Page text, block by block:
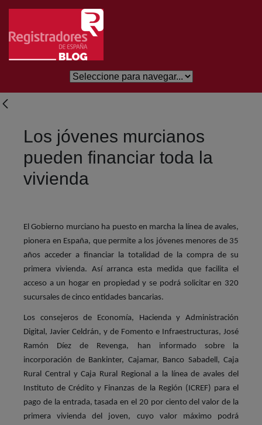
Skip to Main Content
Los jóvenes murcianos
pueden financiar toda la
vivienda
El Gobierno murciano ha puesto en marcha la línea de avales,
pionera en España, que permite a los jóvenes menores de 35
años acceder a financiar la totalidad de la compra de su
primera vivienda. Así arranca esta medida que facilita el
acceso a un hogar en propiedad y se podrá solicitar en 320
sucursales de cinco entidades bancarias.
Los consejeros de Economía, Hacienda y Administración
Digital, Javier Celdrán, y de Fomento e Infraestructuras, José
Ramón Díez de Revenga, han informado sobre la
incorporación de Bankinter, Cajamar, Banco Sabadell, Caja
Rural Central y Caja Rural Regional a la línea de avales del
Instituto de Crédito y Finanzas de la Región (ICREF) para el
pago de la entrada, tasada en el 20 por ciento del valor de la
primera vivienda del joven, cuyo valor máximo podrá